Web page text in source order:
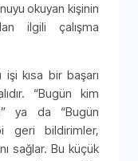
okuyan kişinin
ilgili çalışma
işi kısa bir başarı
“Bugün kim
ya da “Bugün
geri bildirimler,
sağlar. Bu küçük